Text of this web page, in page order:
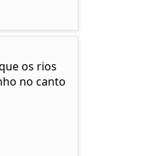
os rios
no canto